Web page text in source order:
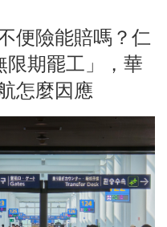
便險能賠嗎？仁
限期罷工」，華
怎麼因應